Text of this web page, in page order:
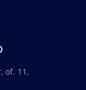
of. 11,